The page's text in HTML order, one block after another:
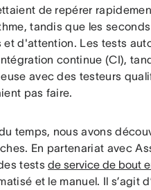
de repérer
tandis que les
et d'attention. Les tests
continue (CI),
avec des testeurs
pas faire.
temps, nous avons
En partenariat avec
testsde service de bout
et le manuel. Il s’agit